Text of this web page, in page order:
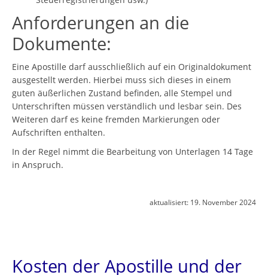
Anforderungen an die
Dokumente:
Eine Apostille darf ausschließlich auf ein Originaldokument
ausgestellt werden. Hierbei muss sich dieses in einem
guten äußerlichen Zustand befinden, alle Stempel und
Unterschriften müssen verständlich und lesbar sein. Des
Weiteren darf es keine fremden Markierungen oder
Aufschriften enthalten.
In der Regel nimmt die Bearbeitung von Unterlagen 14 Tage
in Anspruch.
aktualisiert: 19. November 2024
Kosten der Apostille und der